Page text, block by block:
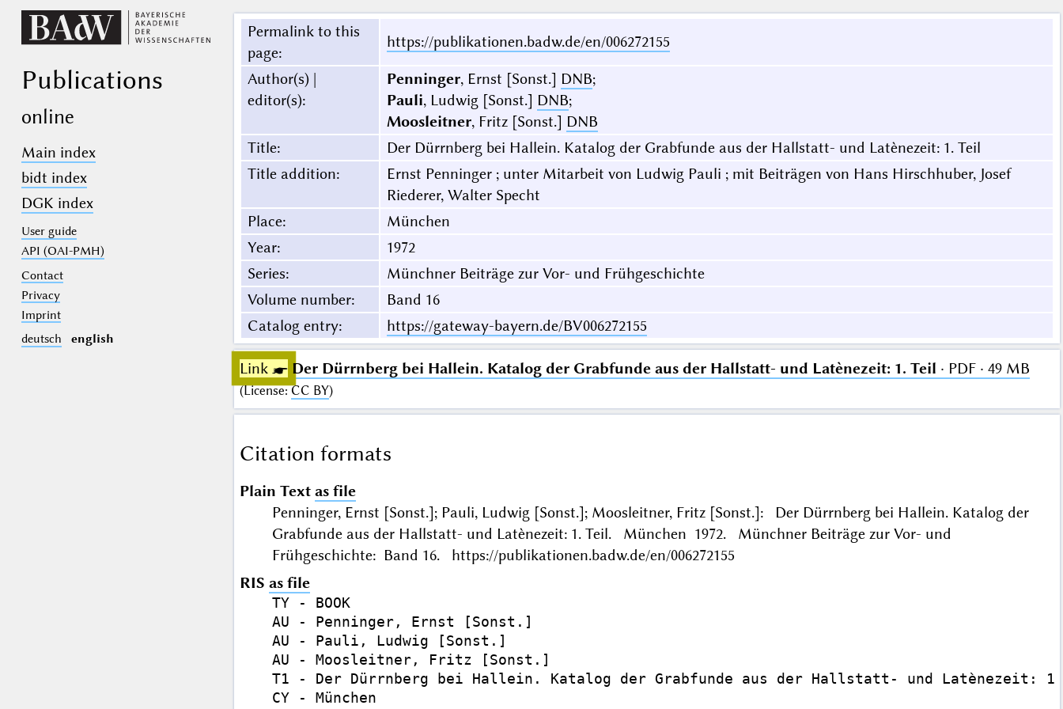
Publications
online
Main index
bidt index
DGK index
User guide
API (OAI-PMH)
Contact
Privacy
Imprint
deutsch
english
Permalink to this
page:
https://publikationen.badw.de/en/006272155
Author(s) |
editor(s):
Penninger, Ernst [Sonst.] DNB;
Pauli, Ludwig [Sonst.] DNB;
Moosleitner, Fritz [Sonst.] DNB
Title:
Der Dürrnberg bei Hallein. Katalog der Grabfunde aus der Hallstatt- und Latènezeit: 1. Teil
Title addition:
Ernst Penninger ; unter Mitarbeit von Ludwig Pauli ; mit Beiträgen von Hans Hirschhuber, Josef
Riederer, Walter Specht
Place:
München
Year:
1972
Series:
Münchner Beiträge zur Vor- und Frühgeschichte
Volume number:
Band 16
Catalog entry: https://gateway-bayern.de/BV006272155
Link ☛ Der Dürrnberg bei Hallein. Katalog der Grabfunde aus der Hallstatt- und Latènezeit: 1. Teil · PDF · 49 MB
(License:CC BY)
Citation formats
Plain Text as file
Penninger, Ernst [Sonst.]; Pauli, Ludwig [Sonst.]; Moosleitner, Fritz [Sonst.]: Der Dürrnberg bei Hallein. Katalog der
Grabfunde aus der Hallstatt- und Latènezeit: 1. Teil. München 1972. Münchner Beiträge zur Vor- und
Frühgeschichte: Band 16. https://publikationen.badw.de/en/006272155
RIS as file
TY - BOOK
AU - Penninger, Ernst [Sonst.]
AU - Pauli, Ludwig [Sonst.]
AU - Moosleitner, Fritz [Sonst.]
T1 - Der Dürrnberg bei Hallein. Katalog der Grabfunde aus der Hallstatt- und Latènezeit:
CY - München